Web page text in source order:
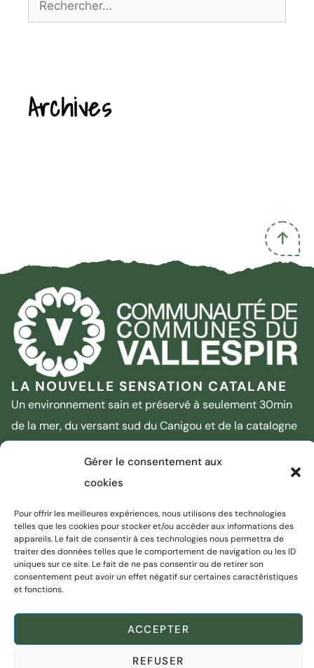
Gérer le consentement aux
cookies
Pour offrir les meilleures expériences, nous utilisons des technologies
telles que les cookies pour stocker et/ou accéder aux informations des
appareils. Le fait de consentir à ces technologies nous permettra de
traiter des données telles que le comportement de navigation ou les ID
uniques sur ce site. Le fait de ne pas consentir ou de retirer son
consentement peut avoir un effet négatif sur certaines caractéristiques
et fonctions.
ACCEPTER
REFUSER
Archives
LA NOUVELLE SENSATION CATALANE
Un environnement sain et préservé à seulement 30min
de la mer, du versant sud du Canigou et de la catalogne
33 (0)4 68 87 69 05
Liens utiles
Déchèteries
Vallespir Tourisme
Marchés publics
Nous suivre